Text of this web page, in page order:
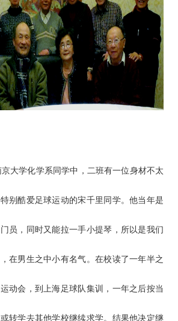
京大学化学系同学中，二班有一位身材不太
别酷爱足球运动的宋千里同学。他当年是
员，同时又能拉一手小提琴，所以是我们
在男生之中小有名气。在校读了一年半之
动会，到上海足球队集训，一年之后按当
转学去其他学校继续求学。结果他决定继